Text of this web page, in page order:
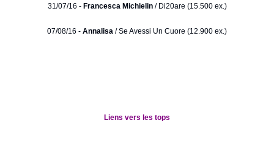
31/07/16 - Francesca Michielin/ Di20are (15.500 ex.)
07/08/16 - Annalisa / Se Avessi Un Cuore (12.900 ex.)
Liens vers les tops